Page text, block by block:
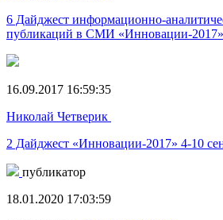
6 Дайджест информационно-
публикаций в СМИ «Инновации-2017»
16.09.2017 16:59:35
Николай Четверик
2 Дайджест «Инновации-2017» 4-10
публикатор
18.01.2020 17:03:59